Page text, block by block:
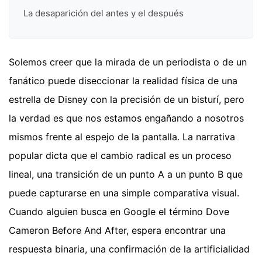
La desaparición del antes y el después
Solemos creer que la mirada de un periodista o de un
fanático puede diseccionar la realidad física de una
estrella de Disney con la precisión de un bisturí, pero
la verdad es que nos estamos engañando a nosotros
mismos frente al espejo de la pantalla. La narrativa
popular dicta que el cambio radical es un proceso
lineal, una transición de un punto A a un punto B que
puede capturarse en una simple comparativa visual.
Cuando alguien busca en Google el término Dove
Cameron Before And After, espera encontrar una
respuesta binaria, una confirmación de la artificialidad